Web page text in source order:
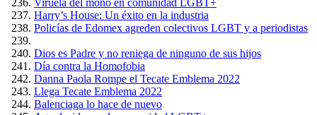
Viruela del mono en comunidad LGBT+
Harry’s House: Un éxito en la industria
Policías de Edomex agreden colectivos LGBT y a periodistas
Dios es Padre y no reniega de ninguno de sus hijos
Día contra la Homofobia
Danna Paola Rompe el Tecate Emblema 2022
Llega Tecate Emblema 2022
Balenciaga lo hace de nuevo